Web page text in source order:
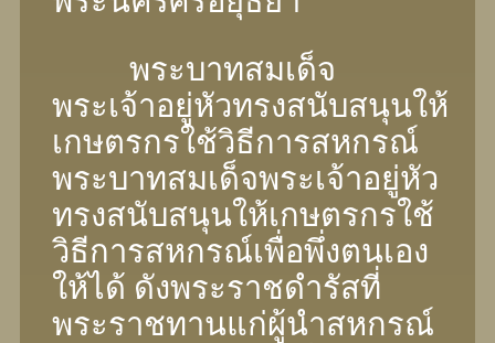
พระบาทสมเด็จ
พระเจ้าอยู่หัวทรงสนับสนุนให้
เกษตรกรใช้วิธีการสหกรณ์
พระบาทสมเด็จพระเจ้าอยู่หัว
ทรงสนับสนุนให้เกษตรกรใช้
วิธีการสหกรณ์เพื่อพึ่งตนเอง
ให้ได้ ดังพระราชดํารัสที่
พระราชทานแก่ผู้นําสหกรณ์